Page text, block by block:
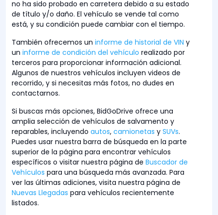
no ha sido probado en carretera debido a su estado
de título y/o daño. El vehículo se vende tal como
está, y su condición puede cambiar con el tiempo.
También ofrecemos un informe de historial de VIN y
un informe de condición del vehículo realizado por
terceros para proporcionar información adicional.
Algunos de nuestros vehículos incluyen videos de
recorrido, y si necesitas más fotos, no dudes en
contactarnos.
Si buscas más opciones, BidGoDrive ofrece una
amplia selección de vehículos de salvamento y
reparables, incluyendo autos, camionetas y SUVs.
Puedes usar nuestra barra de búsqueda en la parte
superior de la página para encontrar vehículos
específicos o visitar nuestra página de Buscador de
Vehículos para una búsqueda más avanzada. Para
ver las últimas adiciones, visita nuestra página de
Nuevas Llegadas para vehículos recientemente
listados.